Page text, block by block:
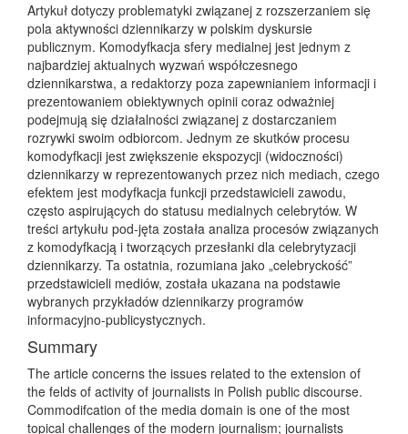
Artykuł dotyczy problematyki związanej z rozszerzaniem się
pola aktywności dziennikarzy w polskim dyskursie
publicznym. Komodyfkacja sfery medialnej jest jednym z
najbardziej aktualnych wyzwań współczesnego
dziennikarstwa, a redaktorzy poza zapewnianiem informacji i
prezentowaniem obiektywnych opinii coraz odważniej
podejmują się działalności związanej z dostarczaniem
rozrywki swoim odbiorcom. Jednym ze skutków procesu
komodyfkacji jest zwiększenie ekspozycji (widoczności)
dziennikarzy w reprezentowanych przez nich mediach, czego
efektem jest modyfkacja funkcji przedstawicieli zawodu,
często aspirujących do statusu medialnych celebrytów. W
treści artykułu pod-jęta została analiza procesów związanych
z komodyfkacją i tworzących przesłanki dla celebrytyzacji
dziennikarzy. Ta ostatnia, rozumiana jako „celebryckość”
przedstawicieli mediów, została ukazana na podstawie
wybranych przykładów dziennikarzy programów
informacyjno-publicystycznych.
Summary
The article concerns the issues related to the extension of
the felds of activity of journalists in Polish public discourse.
Commodifcation of the media domain is one of the most
topical challenges of the modern journalism; journalists